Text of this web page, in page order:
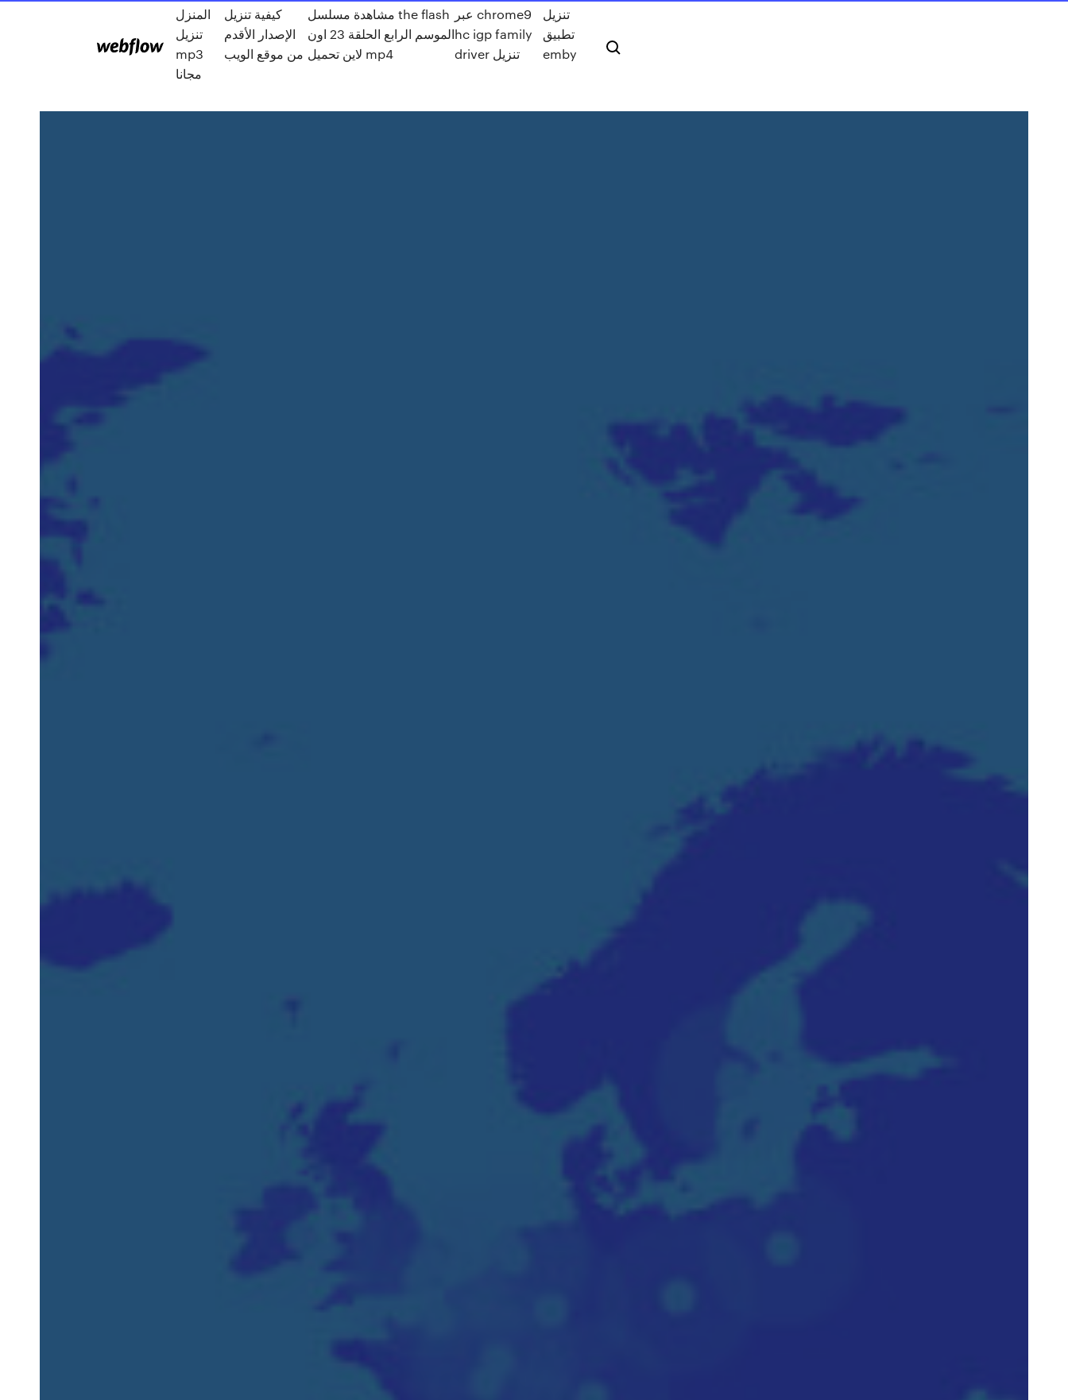
المنزل
تنزيل
mp3
مجانا
كيفية تنزيل
الإصدار الأقدم
من موقع الويب
مشاهدة مسلسل the flash
الموسم الرابع الحلقة 23 اون
لاين تحميل mp4
عبر chrome9
hc igp family
driver تنزيل
تنزيل
تطبيق
emby